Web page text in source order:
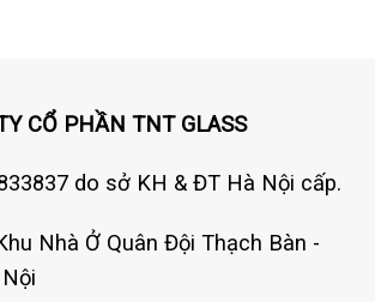
CỔ PHẦN TNT GLASS
do sở KH & ĐT Hà Nội cấp.
Nhà Ở Quân Đội Thạch Bàn -